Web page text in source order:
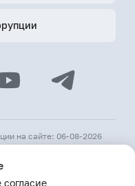
на сайте: 06-08-2026
г.